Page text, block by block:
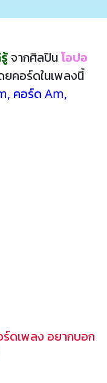
จากศิลปินโอปอ
ยคอร์ดในเพลงนี้
, คอร์ด Am,
ดเพลง อยากบอก